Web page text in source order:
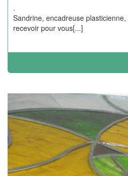
.
Sandrine, encadreuse
recevoir pour vous[...]